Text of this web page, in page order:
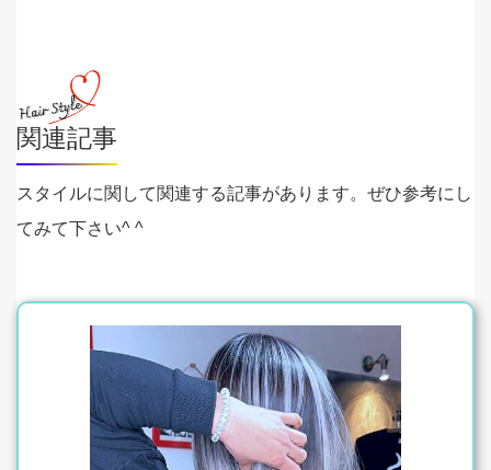
関連記事
スタイルに関して関連する記事があります。ぜひ参考にし
てみて下さい^ ^